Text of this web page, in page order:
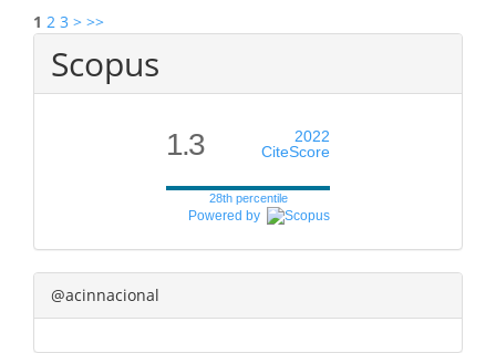
1 2 3 > >>
Scopus
1.3
2022
CiteScore
28th percentile
Powered by
@acinnacional